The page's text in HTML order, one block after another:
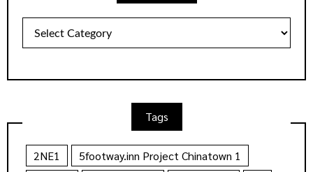
Tags
2NE1
5footway.inn Project Chinatown 1